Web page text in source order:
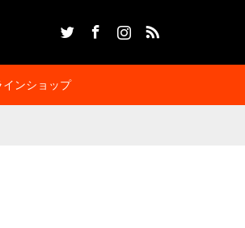
インショップ